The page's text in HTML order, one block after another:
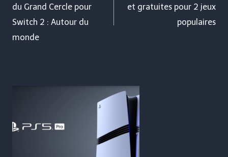
l’article
du Grand Cercle pour
Switch 2 : Autour du
monde
et gratuites pour 2 jeux
populaires